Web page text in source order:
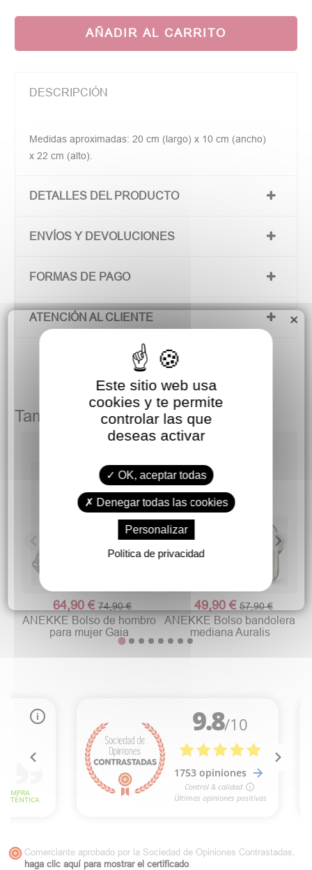
AÑADIR AL CARRITO
DESCRIPCIÓN
Medidas aproximadas: 20 cm (largo) x 10 cm (ancho)
x 22 cm (alto).
DETALLES DEL PRODUCTO
ENVÍOS Y DEVOLUCIONES
FORMAS DE PAGO
ATENCIÓN AL CLIENTE
También podría gustarte
64,90 €74,90 €
ANEKKE Bolso de hombro
para mujer Gaia
49,90 € 57,90 €
ANEKKE Bolso bandolera
mediana Auralis
Comerciante aprobado por la Sociedad de Opiniones Contrastadas,
haga clic aquí para mostrar el certificado.
×
Este sitio web usa
cookies y te permite
controlar las que
deseas activar
OK, aceptar todas
Denegar todas las cookies
Personalizar
Política de privacidad